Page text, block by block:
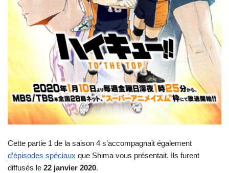
Cette partie 1 de la saison 4 s’accompagnait également
d’épisodes spéciaux que Shima vous présentait. Ils furent
diffusés le 22 janvier 2020.